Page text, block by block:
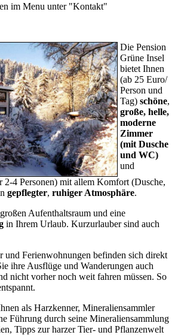
im Menu unter "Kontakt"
Die Pension
Grüne Insel
bietet Ihnen
(ab 25 Euro/
Person und
Tag) schöne,
große, helle,
moderne
Zimmer
(mit Dusche
und WC)
und
2-4 Personen) mit allem Komfort (Dusche,
gepflegter, ruhiger Atmosphäre.
Aufenthaltsraum und eine
in Ihrem Urlaub. Kurzurlauber sind auch
und Ferienwohnungen befinden sich direkt
ihre Ausflüge und Wanderungen auch
nicht vorher noch weit fahren müssen. So
als Harzkenner, Mineraliensammler
Führung durch seine Mineraliensammlung
Tipps zur harzer Tier- und Pflanzenwelt